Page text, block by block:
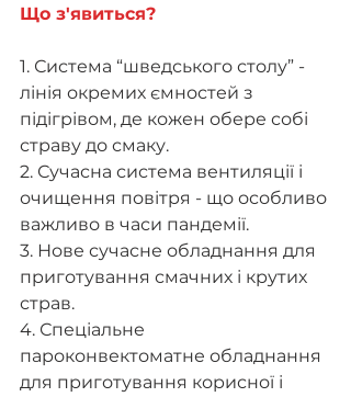
Що з'явиться?
1. Система “шведського столу” -
лінія окремих ємностей з
підігрівом, де кожен обере собі
страву до смаку.
2. Сучасна система вентиляції і
очищення повітря - що особливо
важливо в часи пандемії.
3. Нове сучасне обладнання для
приготування смачних і крутих
страв.
4. Спеціальне
пароконвектоматне обладнання
для приготування корисної і